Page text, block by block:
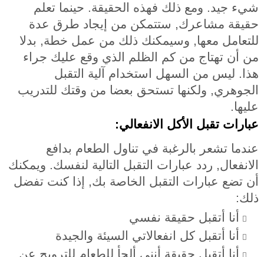
شيء جيد. ومع ذلك فهذه الحقيقة. حينما تعلم
حقيقة مشاعرك, ستتمكن من إيجاد طرق عدة
للتعامل معها, وسيمكنك ذلك من عمل خطة, بدلا
من أن تهتاج من كم الظلم الذي وقع عليك جراء
هذا. ليس من السهل استخدام آلية التقبل
الجوهري, ولكنها تستحق بعضا من وقتك للتدريب
عليها.
عبارات تقبل الأكل الانفعالي:
عندما تشعر بالرغبة في تناول الطعام بدافع
الانفعال, ردد عبارات التقبل التالية لنفسك. ويمكنك
أن تضع عبارات التقبل الخاصة بك, إذا كنت تفضل
ذلك:
أنا أتقبل حقيقة نفسي
أنا أتقبل كل انفعالاتي السيئة والجيدة
أنا أتقبل حقيقة أنني ألجأ للطعام للترويح عن